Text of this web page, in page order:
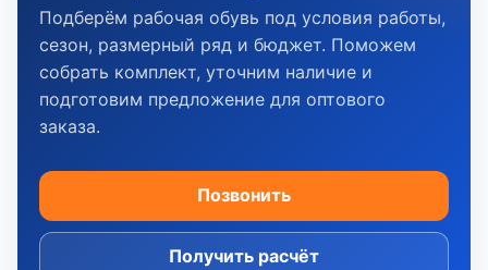
Подберём рабочая обувь под условия работы,
сезон, размерный ряд и бюджет. Поможем
собрать комплект, уточним наличие и
подготовим предложение для оптового
заказа.
Позвонить
Получить расчёт